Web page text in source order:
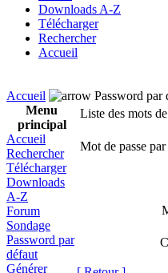
Downloads A-Z
Télécharger
Rechercher
Accueil
Accueil
Password par
Menu
principal
Accueil
Rechercher
Télécharger
Downloads
A-Z
Forum
Sondage
Password par
défaut
Générer
Liste des mots
Mot de passe